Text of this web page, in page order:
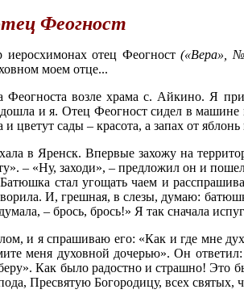
Феогност
иеросхимонах отец Феогност(«Вера»,
моем отце...
Феогноста возле храма с. Айкино. Я
и я. Отец Феогност сидел в машине
и цветут сады – красота, а запах от
в Яренск. Впервые захожу на
– «Ну, заходи», – предложил он и
стал угощать чаем и
И, грешная, в слезы, думаю:
– брось, брось!» Я так сначала
и я спрашиваю его: «Как и где мне
меня духовной дочерью». Он
Как было радостно и страшно! Это
Пресвятую Богородицу, всех святых,